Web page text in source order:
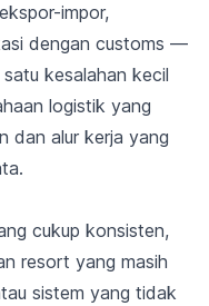
impor,
dengan customs —
kesalahan kecil
logistik yang
dan alur kerja yang
cukup konsisten,
resort yang masih
sistem yang tidak